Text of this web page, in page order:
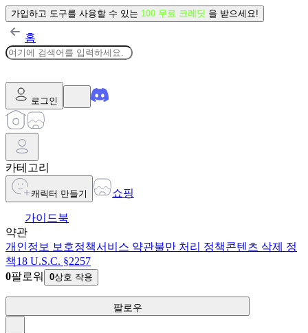
가입하고 도구를 사용할 수 있는 100 무료 크레딧 을 받으세요!
홈
로그인
카테고리
캐릭터 만들기 쇼핑
가이드북
약관
개인정보 보호정책서비스 약관불만 처리 정책콘텐츠 삭제 정
책18 U.S.C. §2257
0팔로워 0상호 작용
팔로우